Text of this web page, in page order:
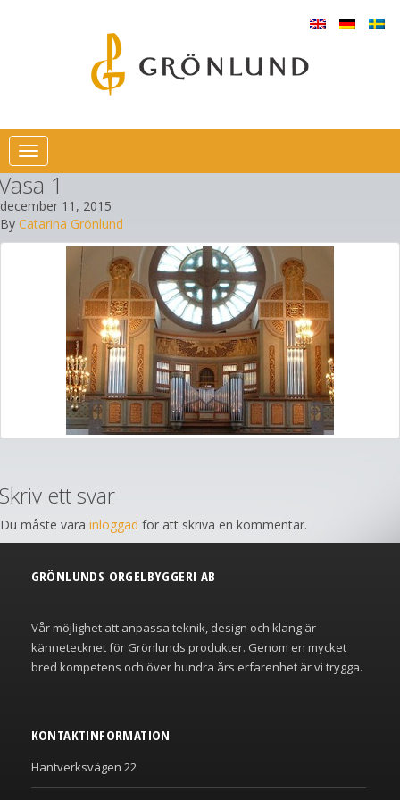
Toggle
navigation
1
december 11, 2015
By Catarina Grönlund
Skriv ett svar
Du måste vara inloggad för att skriva en kommentar.
GRÖNLUNDS ORGELBYGGERI AB
Vår möjlighet att anpassa teknik, design och klang är
kännetecknet för Grönlunds produkter. Genom en mycket
bred kompetens och över hundra års erfarenhet är vi trygga.
KONTAKTINFORMATION
Hantverksvägen 22